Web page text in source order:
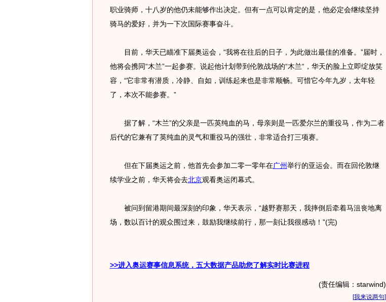
职业骑师，十八岁的他仍未能够作出决定。但有一点可以肯定的是，他必定会继续坚持
骑马的爱好，并为一下次国际赛事奋斗。
目前，华天已瞄准下届奥运会，“我将在往后的日子，为此做出最佳的准备。”届时，
他将会携同“木兰”一起参赛。说起他计划带到伦敦战场的“木兰“，华天的脸上立即绽放笑
容，“它非常有潜质，冷静、自如，训练起来也是非常顺畅。可惜它今年九岁，太年轻
了，本次不能参赛。”
据了解，“木兰”的父亲是一匹英纯血的马，母亲则是一匹爱尔兰的重役马，作为二者
后代的它兼有了英纯血的灵气和重役马的强壮，非常适合打三项赛。
但在下届奥运之前，他首先会参加二零一零年在广州举行的亚运会。而在回伦敦继
续学业之前，华天将会去北京观看奥运闭幕式。
被问到留港期间最深刻的印象，华天表示，“越野赛那天，我摔倒后牵着马沮丧地离
场，数以百计的观众围过来，鼓励我继续前行，那一刻让我很感动！”(完)
>>进入奥运赛事信息系统，五大数据产品助您了解实时比赛进程
(责任编辑：starwind)
[我来说两句]